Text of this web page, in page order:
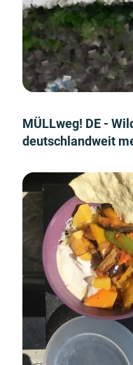
MÜLLweg! DE -
deutschlandweit